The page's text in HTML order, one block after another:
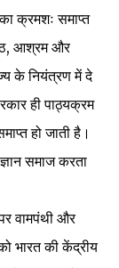
क्रमशः समाप्त
आश्रम और
के नियंत्रण में दे
ही पाठ्यक्रम
हो जाती है।
समाज करता
वामपंथी और
भारत की केंद्रीय